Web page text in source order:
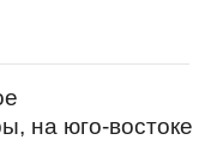
на юго-востоке